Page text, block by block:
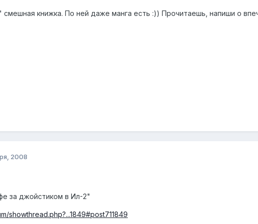
смешная книжка. По ней даже манга есть :)) Прочитаешь, напиши о
2008
за джойстиком в Ил-2"
showthread.php?...1849#post711849